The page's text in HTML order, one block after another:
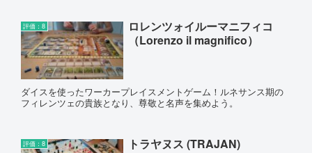
評価：8
ロレンツォイルーマニフィコ
（Lorenzo il magnifico）
ダイスを使ったワーカープレイスメントゲーム！ルネサンス期の
フィレンツェの貴族となり、尊敬と名声を集めよう。
評価：8 トラヤヌス (TRAJAN)